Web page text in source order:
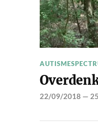
22/09/2018 —